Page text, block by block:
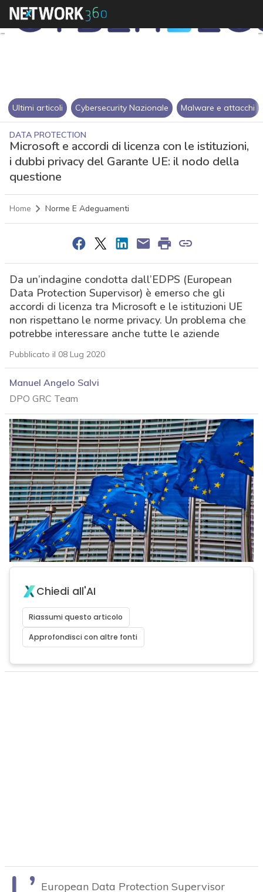
Ultimi articoli Cybersecurity Nazionale Malware e attacchi
DATA PROTECTION
Microsoft e accordi di licenza con le istituzioni,
i dubbi privacy del Garante UE: il nodo della
questione
Home Norme E Adeguamenti
Da un’indagine condotta dall’EDPS (European
Data Protection Supervisor) è emerso che gli
accordi di licenza tra Microsoft e le istituzioni UE
non rispettano le norme privacy. Un problema che
potrebbe interessare anche tutte le aziende
Pubblicato il 08 Lug 2020
Manuel Angelo Salvi
DPO GRC Team
Chiedi all'AI
Riassumi questo articolo
Approfondisci con altre fonti
European Data Protection Supervisor